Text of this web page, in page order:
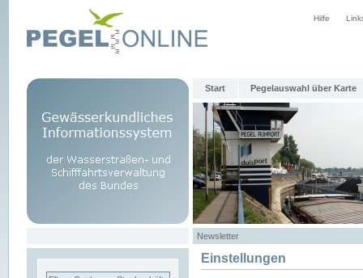
Hilfe
Start Pegelauswahl über Karte
Newsletter
Einstellungen